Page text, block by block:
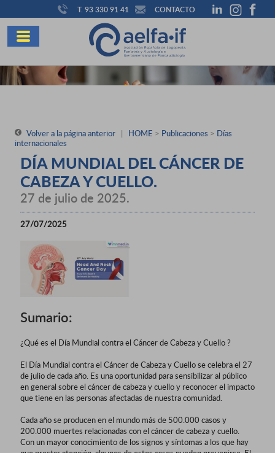
T. 93 330 91 41 CONTACTO
Volver a la página anterior | HOME > Publicaciones > Días
internacionales
DÍA MUNDIAL DEL CÁNCER DE
CABEZA Y CUELLO.
27 de julio de 2025.
27/07/2025
Sumario:
¿Qué es el Día Mundial contra el Cáncer de Cabeza y Cuello ?
El Día Mundial contra el Cáncer de Cabeza y Cuello se celebra el 27
de julio de cada año. Es una oportunidad para sensibilizar al público
en general sobre el cáncer de cabeza y cuello y reconocer el impacto
que tiene en las personas afectadas de nuestra comunidad.
Cada año se producen en el mundo más de 500.000 casos y
200.000 muertes relacionadas con el cáncer de cabeza y cuello.
Con un mayor conocimiento de los signos y síntomas a los que hay